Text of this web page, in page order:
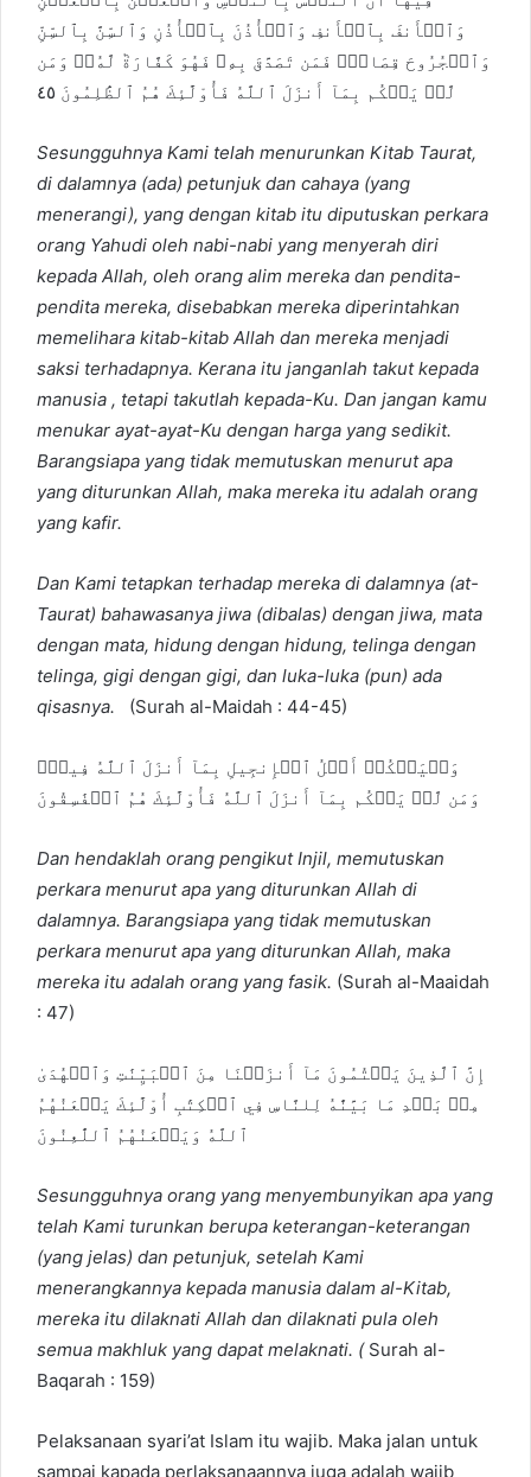
وَٱلۡأَنفَ بِٱلۡأَنفِ وَٱلۡأُذُنَ بِٱلۡأُذُنِ وَٱلسِّنَّ بِٱلسِّنِّ
وَٱلۡجُرُوحَ قِصَاصٞۚ فَمَن تَصَدَّقَ بِهِۦ فَهُوَ كَفَّارَةٞ لَّهُۥۚ وَمَن
لَّمۡ يَحۡكُم بِمَآ أَنزَلَ ٱللَّهُ فَأُوْلَٰٓئِكَ هُمُ ٱلظَّٰلِمُونَ ٤٥
Sesungguhnya Kami telah menurunkan Kitab Taurat,
di dalamnya (ada) petunjuk dan cahaya (yang
menerangi), yang dengan kitab itu diputuskan perkara
orang Yahudi oleh nabi-nabi yang menyerah diri
kepada Allah, oleh orang alim mereka dan pendita-
pendita mereka, disebabkan mereka diperintahkan
memelihara kitab-kitab Allah dan mereka menjadi
saksi terhadapnya. Kerana itu janganlah takut kepada
manusia , tetapi takutlah kepada-Ku. Dan jangan kamu
menukar ayat-ayat-Ku dengan harga yang sedikit.
Barangsiapa yang tidak memutuskan menurut apa
yang diturunkan Allah, maka mereka itu adalah orang
yang kafir.
Dan Kami tetapkan terhadap mereka di dalamnya (at-
Taurat) bahawasanya jiwa (dibalas) dengan jiwa, mata
dengan mata, hidung dengan hidung, telinga dengan
telinga, gigi dengan gigi, dan luka-luka (pun) ada
qisasnya.
(Surah al-Maidah : 44-45)
وَلۡيَحۡكُمۡ أَهۡلُ ٱلۡإِنجِيلِ بِمَآ أَنزَلَ ٱللَّهُ فِيهِۚ
وَمَن لَّمۡ يَحۡكُم بِمَآ أَنزَلَ ٱللَّهُ فَأُوْلَٰٓئِكَ هُمُ ٱلۡفَٰسِقُونَ
Dan hendaklah orang pengikut Injil, memutuskan
perkara menurut apa yang diturunkan Allah di
dalamnya. Barangsiapa yang tidak memutuskan
perkara menurut apa yang diturunkan Allah, maka
mereka itu adalah orang yang fasik. (Surah al-Maaidah
: 47)
إِنَّ ٱلَّذِينَ يَكۡتُمُونَ مَآ أَنزَلۡنَا مِنَ ٱلۡبَيِّنَٰتِ وَٱلۡهُدَىٰ
مِنۢ بَعۡدِ مَا بَيَّنَّٰهُ لِلنَّاسِ فِي ٱلۡكِتَٰبِ أُوْلَٰٓئِكَ يَلۡعَنُهُمُ
ٱللَّهُ وَيَلۡعَنُهُمُ ٱللَّٰعِنُونَ
Sesungguhnya orang yang menyembunyikan apa yang
telah Kami turunkan berupa keterangan-keterangan
(yang jelas) dan petunjuk, setelah Kami
menerangkannya kepada manusia dalam al-Kitab,
mereka itu dilaknati Allah dan dilaknati pula oleh
semua makhluk yang dapat melaknati. ( Surah al-
Baqarah : 159)
Pelaksanaan syari’at Islam itu wajib. Maka jalan untuk
sampai kapada perlaksanaannya juga adalah wajib